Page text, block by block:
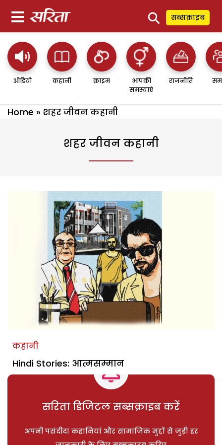
⚲ सब्सक्राइब
ऑडियो कहानी क्राइम
आपकी
समस्याएं
राजनीति
Home » शहर जीवन कहानी
शहर जीवन कहानी
कहानी
Hindi Stories: आत्मसम्मान
सरिता डिजिटल सब्सक्राइब करें
अपनी पसंदीदा कहानियां और सामाजिक मुद्दों से जुड़ी हर